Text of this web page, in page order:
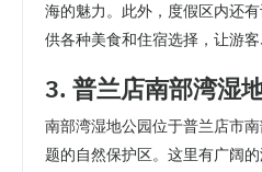
海的魅力。此外，度假区内还
供各种美食和住宿选择，让游客
3. 普兰店南部湾湿
南部湾湿地公园位于普兰店市
题的自然保护区。这里有广阔